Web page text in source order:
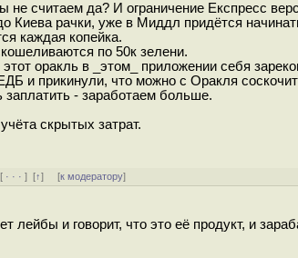
не считаем да? И ограничение Експресс
Киева рачки, уже в Миддл придётся
каждая копейка.
по 50к зелени.
этот оракль в _этом_ приложении себя
и прикинули, что можно с Оракля
- заработаем больше.
скрытых затрат.
· · ·][↑] [к модератору]
лейбы и говорит, что это её продукт, и